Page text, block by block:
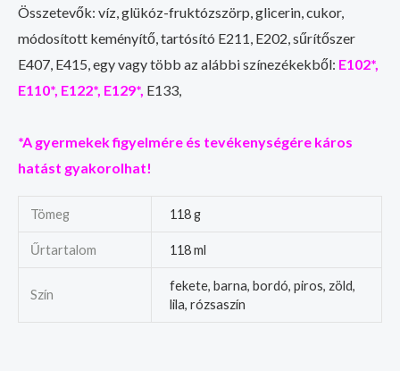
Összetevők: víz, glükóz-fruktózszörp, glicerin, cukor,
módosított keményítő, tartósító E211, E202, sűrítőszer
E407, E415, egy vagy több az alábbi színezékekből: E102*,
E110*, E122*, E129*, E133,
*A gyermekek figyelmére és tevékenységére káros
hatást gyakorolhat!
Tömeg 118 g
Űrtartalom 118 ml
Szín
fekete, barna, bordó, piros, zöld,
lila, rózsaszín